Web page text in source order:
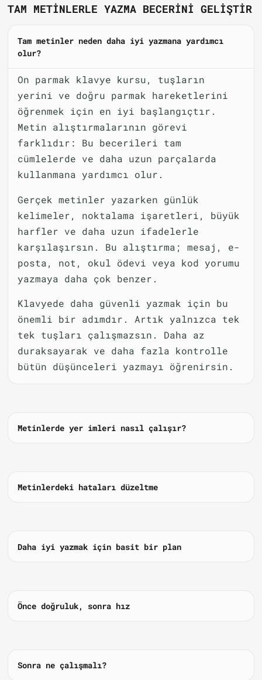
TAM METINLERLE YAZMA BECERINI GELIŞTIR
Tam metinler neden daha iyi yazmana yardımcı
olur?
On parmak klavye kursu, tuşların
yerini ve doğru parmak hareketlerini
öğrenmek için en iyi başlangıçtır.
Metin alıştırmalarının görevi
farklıdır: Bu becerileri tam
cümlelerde ve daha uzun parçalarda
kullanmana yardımcı olur.
Gerçek metinler yazarken günlük
kelimeler, noktalama işaretleri, büyük
harfler ve daha uzun ifadelerle
karşılaşırsın. Bu alıştırma; mesaj, e-
posta, not, okul ödevi veya kod yorumu
yazmaya daha çok benzer.
Klavyede daha güvenli yazmak için bu
önemli bir adımdır. Artık yalnızca tek
tek tuşları çalışmazsın. Daha az
duraksayarak ve daha fazla kontrolle
bütün düşünceleri yazmayı öğrenirsin.
Metinlerde yer imleri nasıl çalışır?
Metinlerdeki hataları düzeltme
Daha iyi yazmak için basit bir plan
Önce doğruluk, sonra hız
Sonra ne çalışmalı?